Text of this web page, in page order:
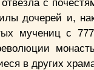
с
дочерей и,
мучениц с
в других